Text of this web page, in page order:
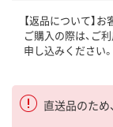
【返品について】
ご購入の際は、ご
申し込みください。
直送品のため